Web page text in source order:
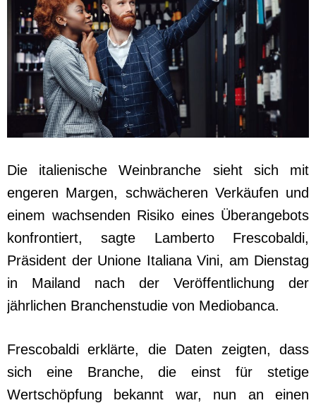
Die italienische Weinbranche sieht sich mit
engeren Margen, schwächeren Verkäufen und
einem wachsenden Risiko eines Überangebots
konfrontiert, sagte Lamberto Frescobaldi,
Präsident der Unione Italiana Vini, am Dienstag
in Mailand nach der Veröffentlichung der
jährlichen Branchenstudie von Mediobanca.
Frescobaldi erklärte, die Daten zeigten, dass
sich eine Branche, die einst für stetige
Wertschöpfung bekannt war, nun an einen